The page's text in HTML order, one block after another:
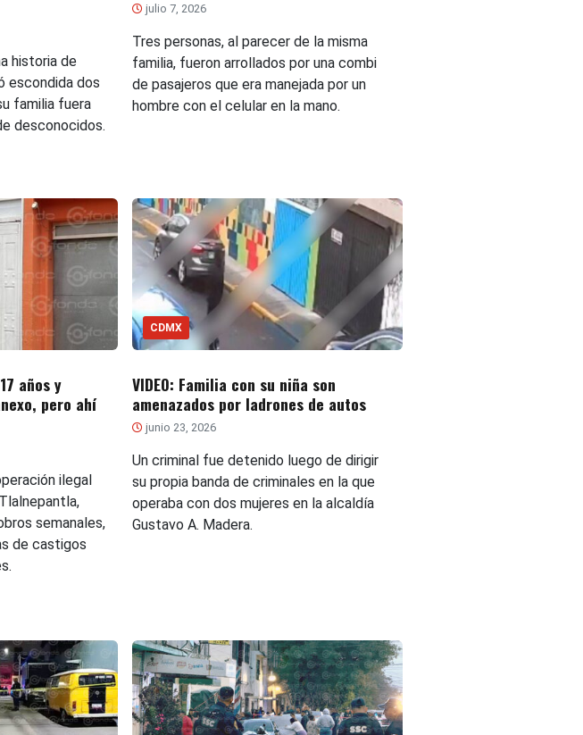
historia de
escondida dos
familia fuera
desconocidos.
julio 7, 2026
Tres personas, al parecer de la misma
familia, fueron arrollados por una combi
de pasajeros que era manejada por un
hombre con el celular en la mano.
años y
pero ahí
ilegal
semanales,
de castigos
CDMX
VIDEO: Familia con su niña son
amenazados por ladrones de autos
junio 23, 2026
Un criminal fue detenido luego de dirigir
su propia banda de criminales en la que
operaba con dos mujeres en la alcaldía
Gustavo A. Madera.